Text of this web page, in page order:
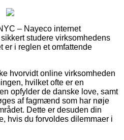
– Nayeco internet
studere virksomhedens
er i reglen et omfattende
hvorvidt online virksomheden
hvilket ofte er en
opfylder de danske love, samt
af fagmænd som har nøje
Dette er desuden din
hvis du forvoldes dilemmaer i